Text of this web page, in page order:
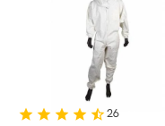
star star star star star_half26